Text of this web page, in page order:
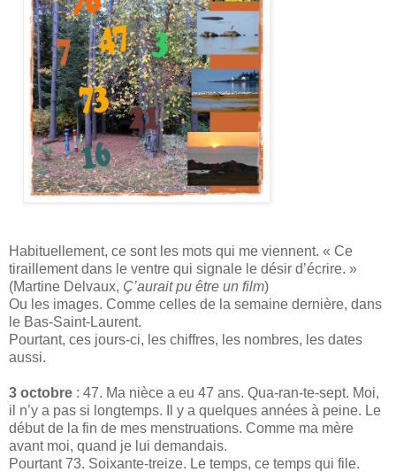
Habituellement, ce sont les mots qui me viennent. « Ce
tiraillement dans le ventre qui signale le désir d’écrire. »
(Martine Delvaux, Ç’aurait pu être un film)
Ou les images. Comme celles de la semaine dernière, dans
le Bas-Saint-Laurent.
Pourtant, ces jours-ci, les chiffres, les nombres, les dates
aussi.
3 octobre : 47. Ma nièce a eu 47 ans. Qua-ran-te-sept. Moi,
il n’y a pas si longtemps. Il y a quelques années à peine. Le
début de la fin de mes menstruations. Comme ma mère
avant moi, quand je lui demandais.
Pourtant 73. Soixante-treize. Le temps, ce temps qui file.